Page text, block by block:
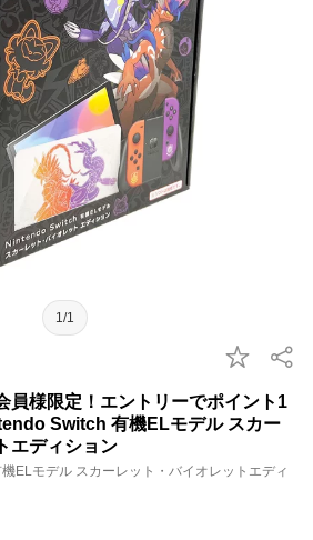
1/1
員様限定！エントリーでポイント1
Switch 有機ELモデル スカー
エディション
ELモデル スカーレット・バイオレットエディ